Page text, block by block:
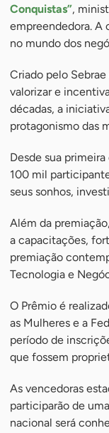
Conquistas”,
empreendedora. A
no mundo dos
Criado pelo
valorizar e
décadas, a
protagonismo das
Desde sua
100 mil
seus sonhos,
Além da
a capacitações,
premiação
Tecnologia e
O Prêmio é
as Mulheres e a
período de
que fossem
As vencedoras
participarão de
nacional será